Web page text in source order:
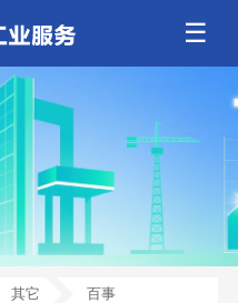
☰
发展历程
钢结构工程
环保工程
弱电工程
消防工程
基控电箱
其它工程
人工智能 • 机器人
新能源汽车 • 智能网联
生物 • 医药
其它
行业资讯
机电知识
工业百科
其它 百事